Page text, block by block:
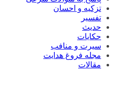
تزکیه و احسان
تفسیر
حدیث
حکایات
سیرت و منافب
مجله فروغ هدایت
مقالات